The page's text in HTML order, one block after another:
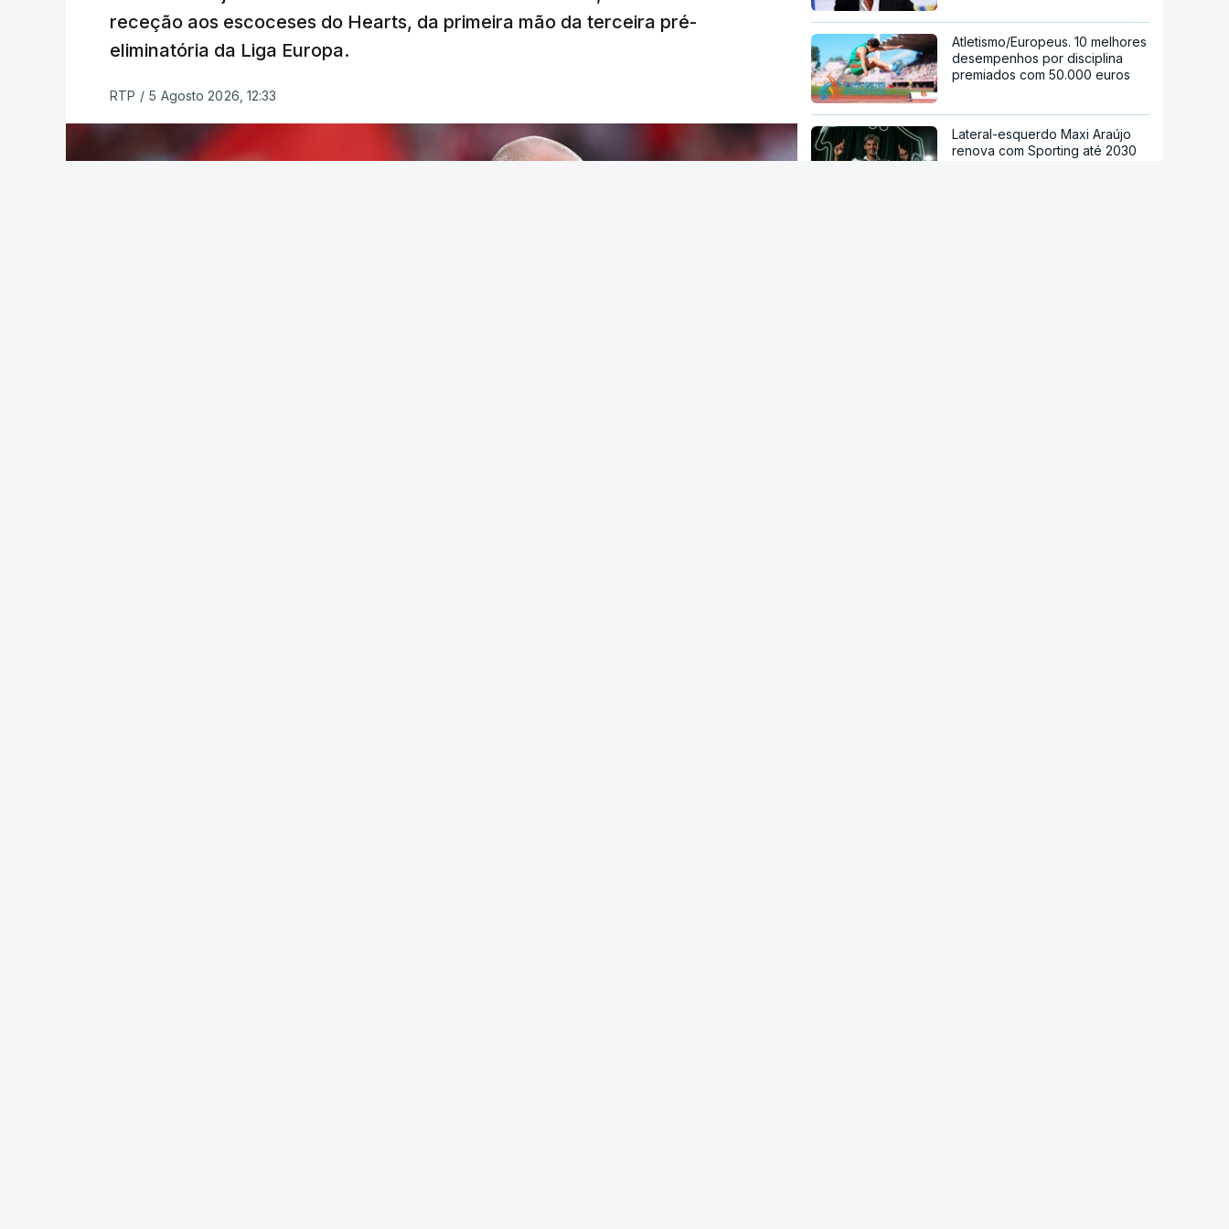
TÓPICOS
receção aos escoceses do Hearts, da primeira mão da terceira pré-
eliminatória da Liga Europa.
RTP / 5 Agosto 2026, 12:33
Atletismo/Europeus. 10 melhores
desempenhos por disciplina
premiados com 50.000 euros
Lateral-esquerdo Maxi Araújo
renova com Sporting até 2030